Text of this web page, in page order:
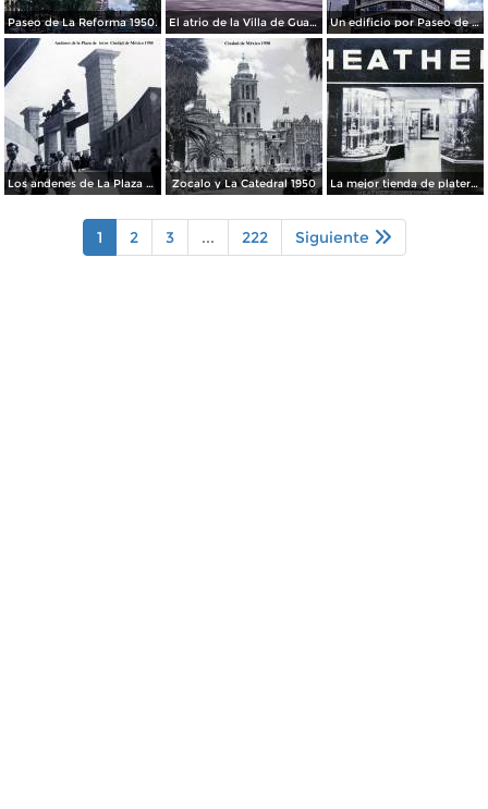
Paseo de La Reforma 1950. El atrio de la Villa de Guadalupe 1950. Un edificio por Paseo de La Reforma 1950
Los andenes de La Plaza de toros Ciudad de México 1950 Zocalo y La Catedral 1950 La mejor tienda de plateria.
1 2 3 ... 222 Siguiente